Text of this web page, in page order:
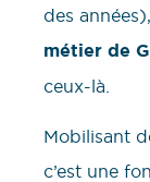
des
métier de
ceux-là.
Mobilisant
c’est une